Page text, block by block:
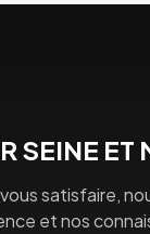
SEINE ET
satisfaire,
et nos